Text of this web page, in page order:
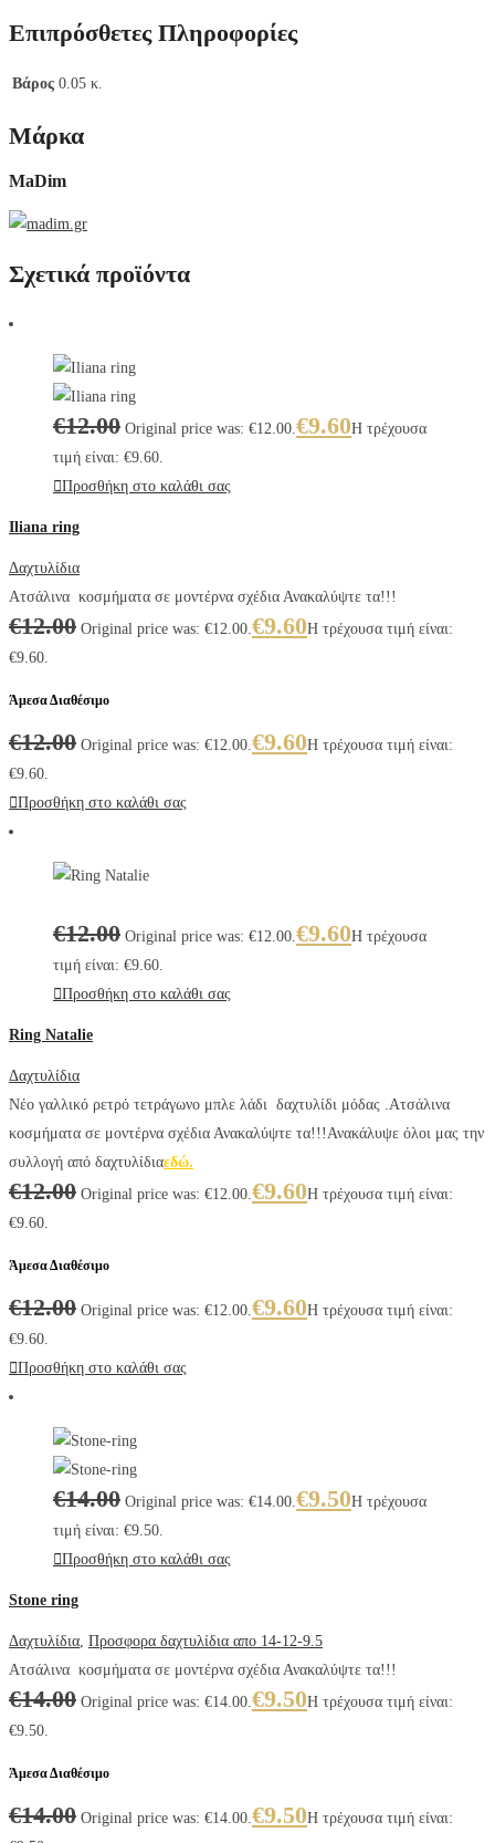
Επιπρόσθετες Πληροφορίες
Βάρος 0.05 κ.
Μάρκα
MaDim
Σχετικά προϊόντα
€12.00 Original price was: €12.00. €9.60Η τρέχουσα
τιμή είναι: €9.60.
Προσθήκη στο καλάθι σας
Iliana ring
Δαχτυλίδια
Ατσάλινα κοσμήματα σε μοντέρνα σχέδια Ανακαλύψτε τα!!!
€12.00 Original price was: €12.00. €9.60Η τρέχουσα τιμή είναι:
€9.60.
Άμεσα Διαθέσιμο
€12.00 Original price was: €12.00. €9.60Η τρέχουσα τιμή είναι:
€9.60.
Προσθήκη στο καλάθι σας
€12.00 Original price was: €12.00. €9.60Η τρέχουσα
τιμή είναι: €9.60.
Προσθήκη στο καλάθι σας
Ring Natalie
Δαχτυλίδια
Νέο γαλλικό ρετρό τετράγωνο μπλε λάδι δαχτυλίδι μόδας . Ατσάλινα
κοσμήματα σε μοντέρνα σχέδια Ανακαλύψτε τα!!!Ανακάλυψε όλοι μας την
συλλογή από δαχτυλίδιαεδώ.
€12.00 Original price was: €12.00. €9.60Η τρέχουσα τιμή είναι:
€9.60.
Άμεσα Διαθέσιμο
€12.00 Original price was: €12.00. €9.60Η τρέχουσα τιμή είναι:
€9.60.
Προσθήκη στο καλάθι σας
€14.00 Original price was: €14.00. €9.50Η τρέχουσα
τιμή είναι: €9.50.
Προσθήκη στο καλάθι σας
Stone ring
Δαχτυλίδια Προσφορα δαχτυλίδια απο 14-12-9.5
Ατσάλινα κοσμήματα σε μοντέρνα σχέδια Ανακαλύψτε τα!!!
€14.00 Original price was: €14.00. €9.50Η τρέχουσα τιμή είναι:
€9.50.
Άμεσα Διαθέσιμο
€14.00 Original price was: €14.00. €9.50Η τρέχουσα τιμή είναι: